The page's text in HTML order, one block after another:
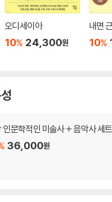
오디세이아
10% 24,300원
내면
10%
인문학적인 미술사 + 음악사 세트
36,000원